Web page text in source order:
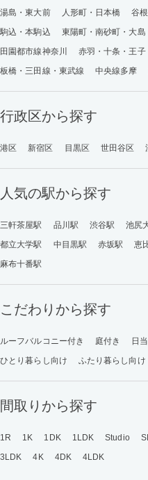
湯島・東大前
人形町・日本橋 谷
駒込・本駒込
東陽町・南砂町・大島
田園都市線神奈川
赤羽・十条・王子
板橋・三田線・東武線
中央線多摩
行政区から探す
港区 新宿区 目黒区 世田谷区
人気の駅から探す
三軒茶屋駅 品川駅 渋谷駅 池尻
都立大学駅
中目黒駅 赤坂駅 恵
麻布十番駅
こだわりから探す
ルーフバルコニー付き 庭付き 日
ひとり暮らし向け
ふたり暮らし向け
間取りから探す
1R 1K 1DK 1LDK Studio
3LDK
4K 4DK 4LDK